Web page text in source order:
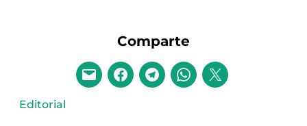
Comparte
Editorial